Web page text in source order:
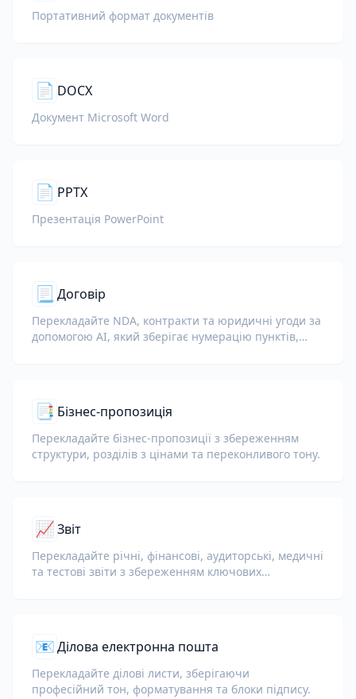
Портативний формат документів
📄 DOCX
Документ Microsoft Word
📄 PPTX
Презентація PowerPoint
📃 Договір
Перекладайте NDA, контракти та юридичні угоди за
допомогою AI, який зберігає нумерацію пунктів,
📑 Бізнес-пропозиція
Перекладайте бізнес-пропозиції з збереженням
структури, розділів з цінами та переконливого тону.
📈Звіт
Перекладайте річні, фінансові, аудиторські, медичні
та тестові звіти з збереженням ключових
📧Ділова електронна пошта
Перекладайте ділові листи, зберігаючи
професійний тон, форматування та блоки підпису.